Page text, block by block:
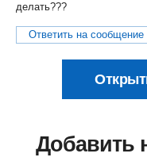
делать???
Ответить на сообщение
Добавить